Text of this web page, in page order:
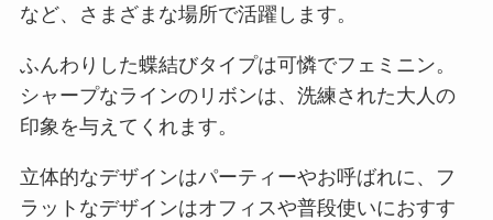
など、さまざまな場所で活躍します。
ふんわりした蝶結びタイプは可憐でフェミニン。
シャープなラインのリボンは、洗練された大人の
印象を与えてくれます。
立体的なデザインはパーティーやお呼ばれに、フ
ラットなデザインはオフィスや普段使いにおすす